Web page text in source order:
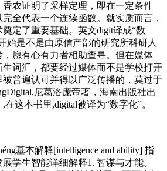
香农证明了采样定理，即在一定条件
全代表一个连续函数。就实质而言，
定了重要基础。英文digit译成“数
始是不是由原信产部的研究所科研人
，愿有心有力者相助查寻。但在媒体
生词汇，都要经过媒体而不是学校打开
普遍认可并得以广泛传播的，莫过于
尼葛洛庞帝著，海南出版社出
这本书里,digital被译为“数字化”。
基本解释[intelligence and ability] 指
学生智能详细解释1. 智谋与才能。